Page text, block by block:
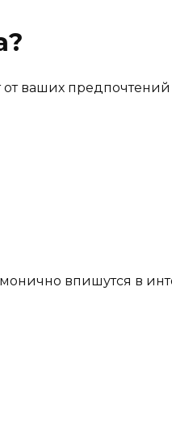
ваших предпочтений
впишутся в